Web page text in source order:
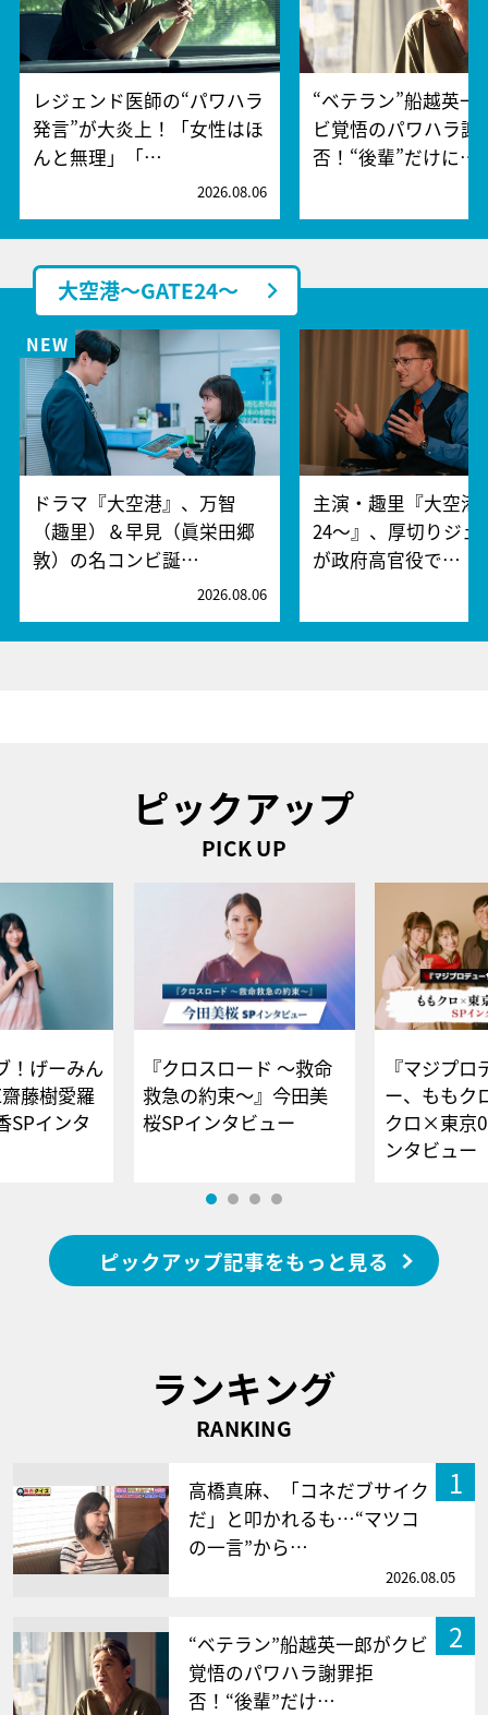
レジェンド医師の“パワハラ
発言”が大炎上！「女性はほ
んと無理」「…
2026.08.06
“ベテラン”船越英一
ビ覚悟のパワハラ謝
否！“後輩”だけに…
大空港～GATE24～
ドラマ『大空港』、万智
（趣里）＆早見（眞栄田郷
敦）の名コンビ誕…
2026.08.06
主演・趣里『大空港
24～』、厚切りジェ
が政府高官役で…
ピックアップ
PICK UP
！げーみん
藤樹愛羅
SPインタ
『クロスロード ～救命
救急の約束～』今田美
桜SPインタビュー
『マジプロ
ー、ももク
クロ×東京
ンタビュー
ピックアップ記事をもっと見る
ランキング
RANKING
1
高橋真麻、「コネだブサイク
だ」と叩かれるも…“マツコ
の一言”から…
2026.08.05
2
“ベテラン”船越英一郎がクビ
覚悟のパワハラ謝罪拒
否！“後輩”だけ…